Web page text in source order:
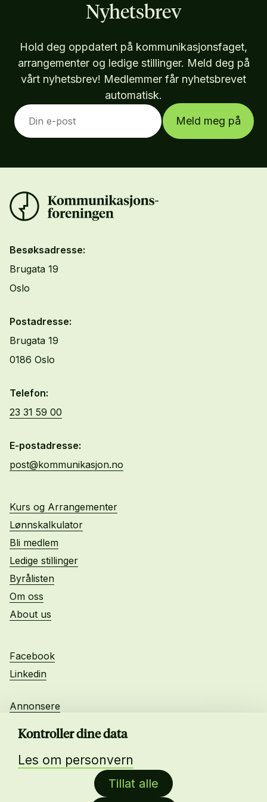
Kontroller dine data
Tillat alle
Les om personvern
Nyhetsbrev
Hold deg oppdatert på kommunikasjonsfaget,
arrangementer og ledige stillinger. Meld deg på
vårt nyhetsbrev! Medlemmer får nyhetsbrevet
automatisk.
Meld meg på
Besøksadresse:
Brugata 19
Oslo
Postadresse:
Brugata 19
0186 Oslo
Telefon:
23 31 59 00
E-postadresse:
post@kommunikasjon.no
Kurs og Arrangementer
Lønnskalkulator
Bli medlem
Ledige stillinger
Byrålisten
Om oss
About us
Facebook
Linkedin
Annonsere
Daglig leder:
Anne-Lise Mørch von der Fehr